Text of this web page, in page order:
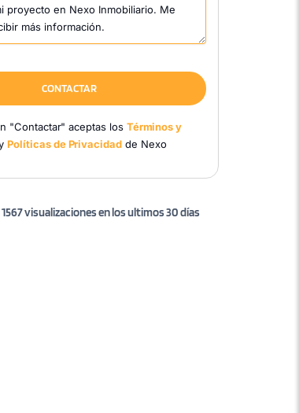
CONTACTAR
"Contactar" aceptas los Términos y
Políticas de Privacidadde Nexo
visualizaciones en los ultimos 30 días